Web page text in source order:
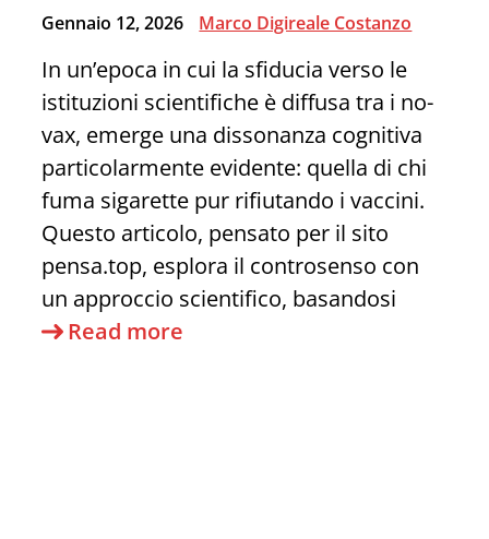
Informazioni
Gennaio 12, 2026 Marco Digireale Costanzo
In un’epoca in cui la sfiducia verso le
istituzioni scientifiche è diffusa tra i no-
vax, emerge una dissonanza cognitiva
particolarmente evidente: quella di chi
fuma sigarette pur rifiutando i vaccini.
Questo articolo, pensato per il sito
pensa.top, esplora il controsenso con
un approccio scientifico, basandosi
Read more